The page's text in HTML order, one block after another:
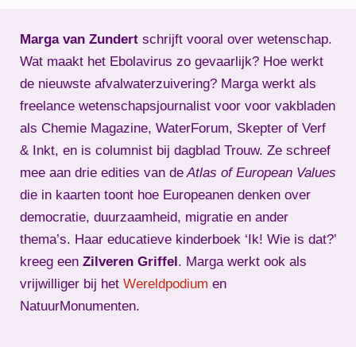
Marga van Zundert schrijft vooral over wetenschap.
Wat maakt het Ebolavirus zo gevaarlijk? Hoe werkt
de nieuwste afvalwaterzuivering? Marga werkt als
freelance wetenschapsjournalist voor voor vakbladen
als Chemie Magazine, WaterForum, Skepter of Verf
& Inkt, en is columnist bij dagblad Trouw. Ze schreef
mee aan drie edities van de Atlas of European Values
die in kaarten toont hoe Europeanen denken over
democratie, duurzaamheid, migratie en ander
thema’s. Haar educatieve kinderboek ‘Ik! Wie is dat?’
kreeg een Zilveren Griffel. Marga werkt ook als
vrijwilliger bij het Wereldpodium en
NatuurMonumenten.